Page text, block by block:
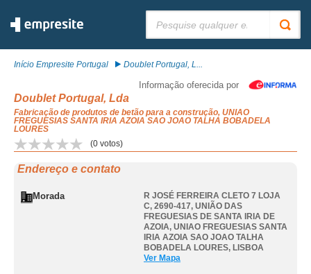
Início Empresite Portugal Doublet Portugal, L...
Informação oferecida por
Doublet Portugal, Lda
Fabricação de produtos de betão para a construção, UNIAO
FREGUESIAS SANTA IRIA AZOIA SAO JOAO TALHA BOBADELA
LOURES
(0 votos)
Endereço e contato
Morada
R JOSÉ FERREIRA CLETO 7 LOJA
C, 2690-417, UNIÃO DAS
FREGUESIAS DE SANTA IRIA DE
AZOIA, UNIAO FREGUESIAS SANTA
IRIA AZOIA SAO JOAO TALHA
BOBADELA LOURES, LISBOA
Ver Mapa